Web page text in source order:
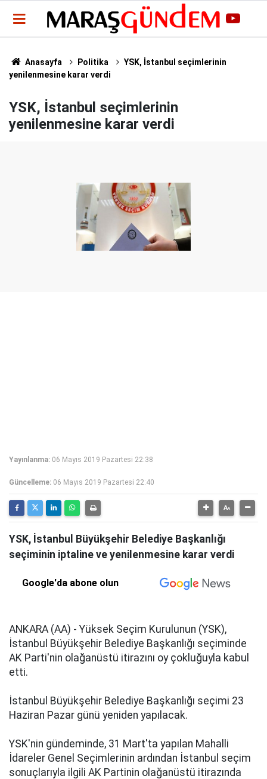
Anasayfa Politika
YSK, İstanbul seçimlerinin
yenilenmesine karar verdi
YSK, İstanbul seçimlerinin
yenilenmesine karar verdi
Yayınlanma: 06 Mayıs 2019 Pazartesi 22:38
Güncelleme: 06 Mayıs 2019 Pazartesi 22:40
YSK, İstanbul Büyükşehir Belediye Başkanlığı
seçiminin iptaline ve yenilenmesine karar verdi
Google'da abone olun
ANKARA (AA) - Yüksek Seçim Kurulunun (YSK),
İstanbul Büyükşehir Belediye Başkanlığı seçiminde
AK Parti'nin olağanüstü itirazını oy çokluğuyla kabul
etti.
İstanbul Büyükşehir Belediye Başkanlığı seçimi 23
Haziran Pazar günü yeniden yapılacak.
YSK'nin gündeminde, 31 Mart'ta yapılan Mahalli
İdareler Genel Seçimlerinin ardından İstanbul seçim
sonuçlarıyla ilgili AK Partinin olağanüstü itirazında